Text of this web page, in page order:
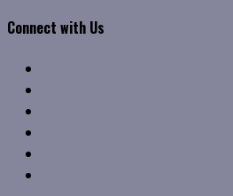
Connect with Us